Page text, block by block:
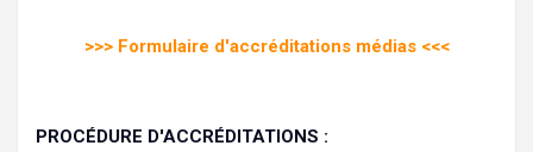
>>> Formulaire d'accréditations médias <<<
PROCÉDURE D'ACCRÉDITATIONS :